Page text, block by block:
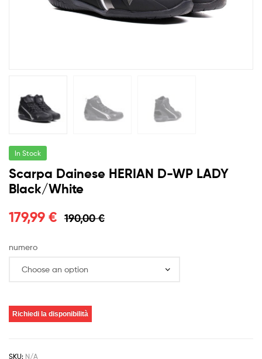
In Stock
Scarpa Dainese HERIAN D-WP LADY
Black/White
190,00€
179,99 €
numero
Richiedi la disponibilità
SKU: N/A